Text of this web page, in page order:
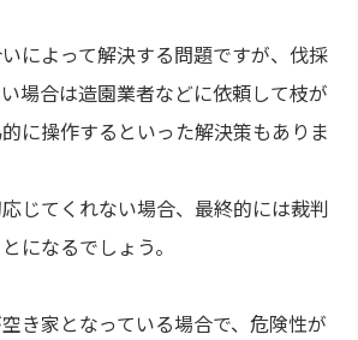
によって解決する問題ですが、伐採
場合は造園業者などに依頼して枝が
に操作するといった解決策もありま
じてくれない場合、最終的には裁判
になるでしょう。
き家となっている場合で、危険性が